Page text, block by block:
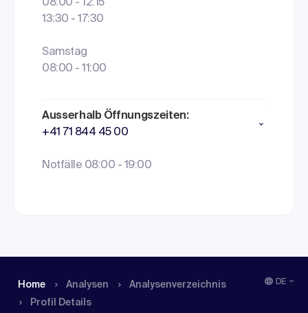
08:00 - 12:15
13:30 - 17:30
Samstag
08:00 - 11:00
Ausserhalb Öffnungszeiten:
+41 71 844 45 00
Notfälle 08:00 - 19:00
Home Analysen
Analysen­verzeichnis
Profil Details
DE